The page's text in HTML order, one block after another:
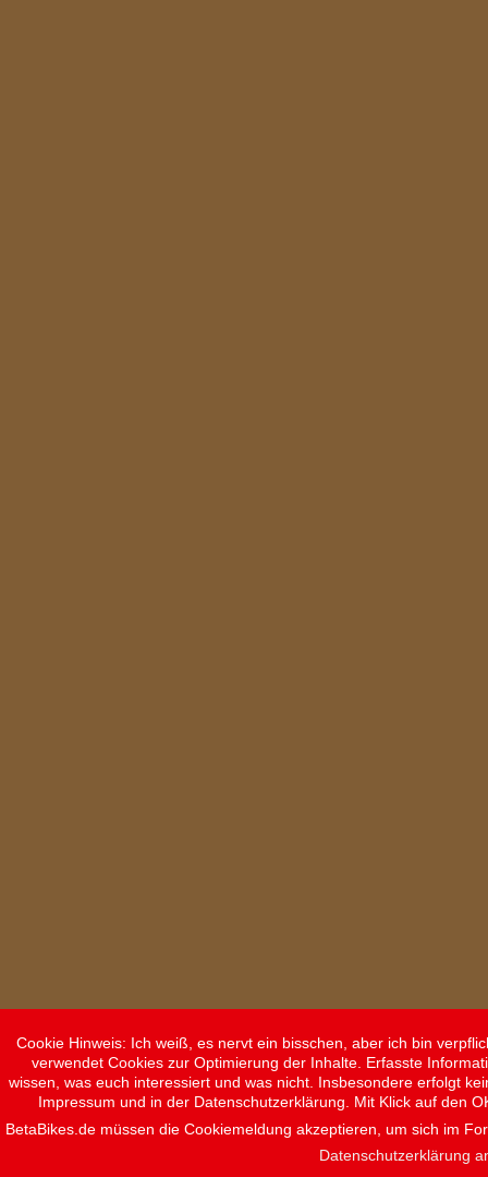
Cookie Hinweis: Ich weiß, es nervt ein bisschen, aber ich bin
verwendet Cookies zur Optimierung der Inhalte. Erfasste
wissen, was euch interessiert und was nicht. Insbesondere erfolgt
Impressum und in der Datenschutzerklärung. Mit Klick auf den
BetaBikes.de müssen die Cookiemeldung akzeptieren, um sich im
Datenschutzerklärung